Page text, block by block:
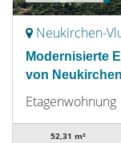
Neukirchen-
Modernisierte
von
Etagenwohnung
52,31 m²